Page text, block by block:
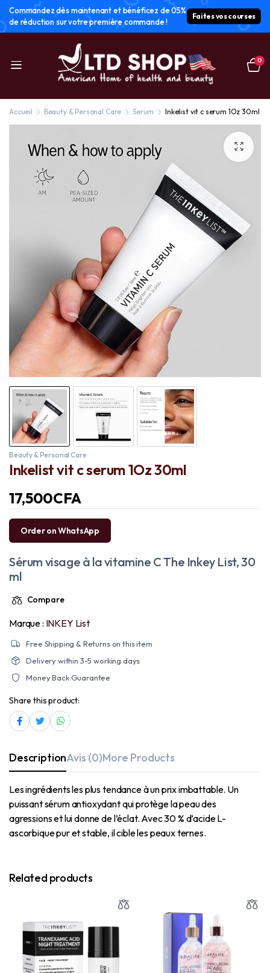
Commandez dès maintenant et bénéficez de 05%
de réduction sur votre première commande !
Faites vos courses
0
Accueil Beauty & Personal Care Serum Inkelist vit c serum 1Oz 30ml
Beauty & Personal Care
Inkelist vit c serum 1Oz 30ml
17,500CFA
Order on WhatsApp
Sérum visage à la vitamine C The Inkey List, 30
ml
Compare
Marque : INKEY List
Free Shipping & Returns on this item
Delivery within 3-5 working days
Money Back Guarantee
Share this product:
DescriptionAvis (0)More Products
Les ingrédients les plus tendance à un prix imbattable. Un
puissant sérum antioxydant qui protège la peau des
agressions et lui donne de l’éclat. Avec 30 % d’acide L-
ascorbique pur et stable, il cible les peaux ternes.
Related products